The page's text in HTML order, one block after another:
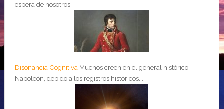
espera de nosotros.
Disonancia Cognitiva Muchos creen en el general histórico
Napoleón, debido a los registros históricos....